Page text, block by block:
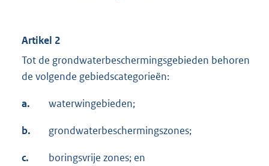
Artikel 2
Tot de grondwaterbeschermingsgebieden behoren
de volgende gebiedscategorieën:
a. waterwingebieden;
b. grondwaterbeschermingszones;
c. boringsvrije zones; en